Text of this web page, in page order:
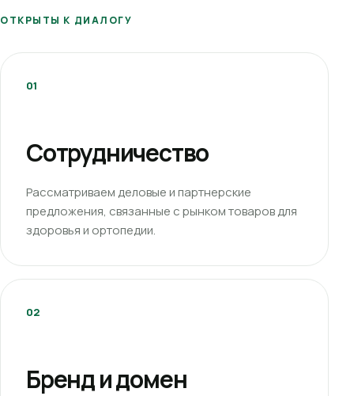
ОТКРЫТЫ К ДИАЛОГУ
01
Сотрудничество
Рассматриваем деловые и партнерские
предложения, связанные с рынком товаров для
здоровья и ортопедии.
02
Бренд и домен